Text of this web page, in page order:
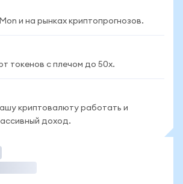
и на рынках криптопрогнозов.
токенов с плечом до 50x.
криптовалюту работать и
доход.